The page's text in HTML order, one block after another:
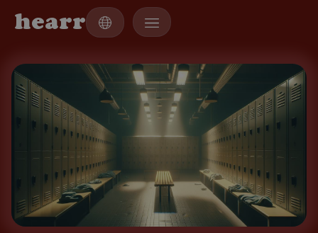
hearr